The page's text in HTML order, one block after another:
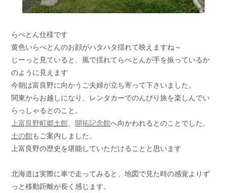
らべとん仕様です
黄色いらべとんのお顔がハタハタ揺れて映えますね～
じーっと見ていると、風で揺れてらべとんが手を振っているか
のように見えます
今朝は富良野に向かうご夫婦が立ち寄って下さいました。
関東からお越しになり、レンタカーでのんびり旅を楽しんでい
らっしゃるとのこと。
上富良野町郷土館
開拓記念館へ向かわれるとのことでした。
土の館もご案内しました。
上富良野の歴史を堪能していただけることと思います
北海道は実際に車で走ってみると、地図で見た時の感覚よりず
っと移動距離が長く感じます。